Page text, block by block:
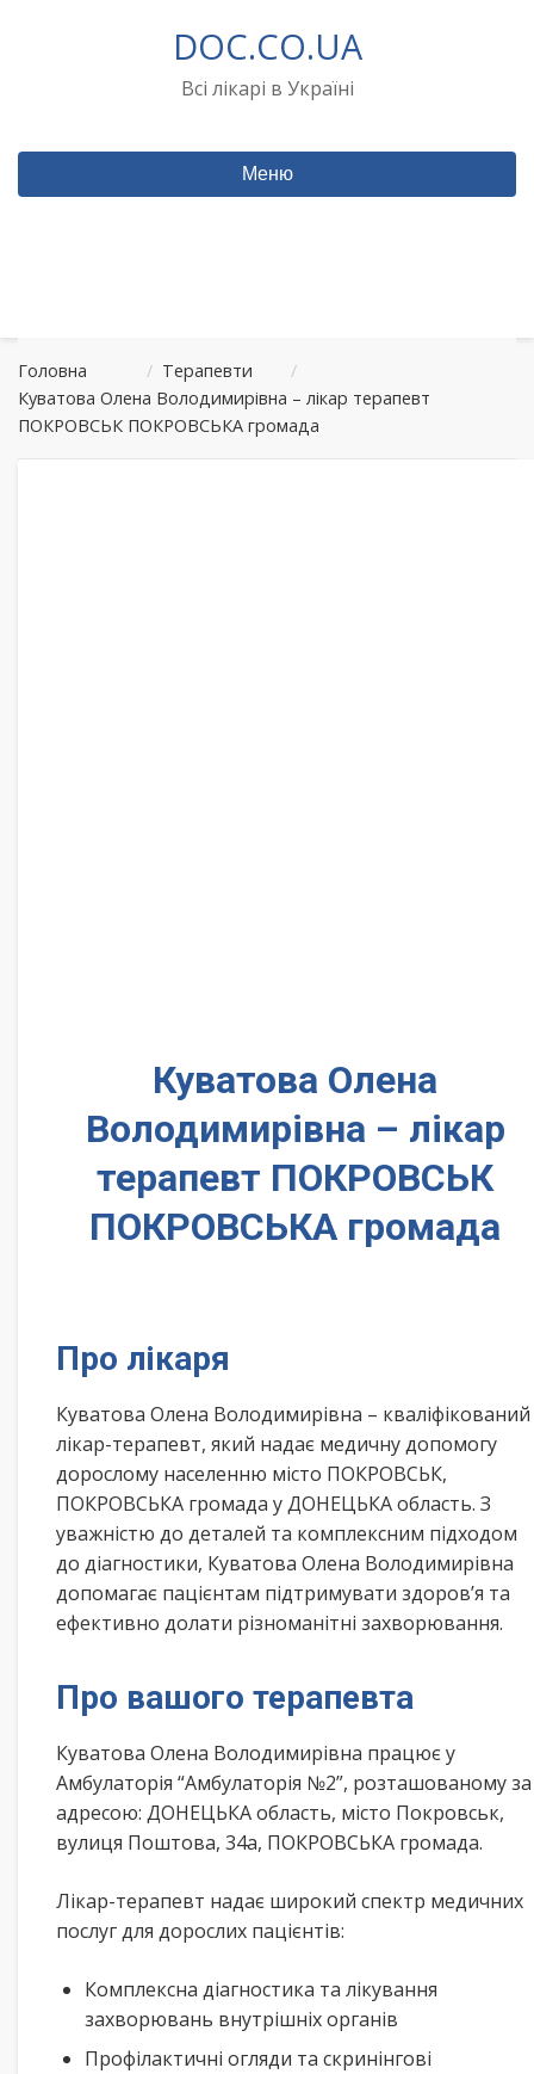
DOC.CO.UA
Всі лікарі в Україні
Меню
Головна / Терапевти
/
Куватова Олена Володимирівна – лікар терапевт
ПОКРОВСЬК ПОКРОВСЬКА громада
Куватова Олена
Володимирівна – лікар
терапевт ПОКРОВСЬК
ПОКРОВСЬКА громада
Про лікаря
Куватова Олена Володимирівна – кваліфікований
лікар-терапевт, який надає медичну допомогу
дорослому населенню місто ПОКРОВСЬК,
ПОКРОВСЬКА громада у ДОНЕЦЬКА область. З
уважністю до деталей та комплексним підходом
до діагностики, Куватова Олена Володимирівна
допомагає пацієнтам підтримувати здоров’я та
ефективно долати різноманітні захворювання.
Про вашого терапевта
Куватова Олена Володимирівна працює у
Амбулаторія “Амбулаторія №2”, розташованому за
адресою: ДОНЕЦЬКА область, місто Покровськ,
вулиця Поштова, 34а, ПОКРОВСЬКА громада.
Лікар-терапевт надає широкий спектр медичних
послуг для дорослих пацієнтів:
Комплексна діагностика та лікування
захворювань внутрішніх органів
Профілактичні огляди та скринінгові